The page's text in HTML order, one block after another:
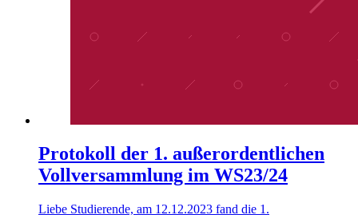
Protokoll der 1. außerordentlichen
Vollversammlung im WS23/24
Liebe Studierende, am 12.12.2023 fand die 1.